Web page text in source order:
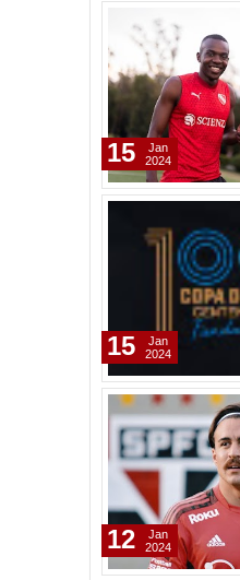
15
Jan
2024
15
Jan
2024
12
Jan
2024